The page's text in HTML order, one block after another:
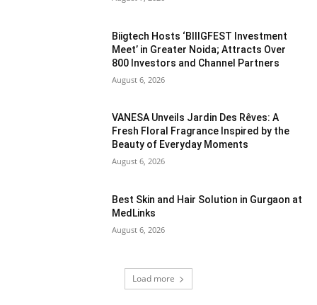
Biigtech Hosts ‘BIIIGFEST Investment
Meet’ in Greater Noida; Attracts Over
800 Investors and Channel Partners
August 6, 2026
VANESA Unveils Jardin Des Rêves: A
Fresh Floral Fragrance Inspired by the
Beauty of Everyday Moments
August 6, 2026
Best Skin and Hair Solution in Gurgaon at
MedLinks
August 6, 2026
Load more